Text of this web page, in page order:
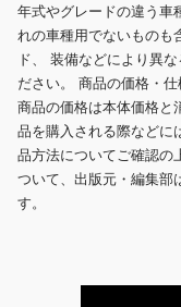
年式やグレードの違う車
れの車種用でないものも
ド、 装備などにより異
ださい。 商品の価格・
商品の価格は本体価格と
品を購入される際などに
品方法についてご確認の
ついて、出版元・編集部
す。